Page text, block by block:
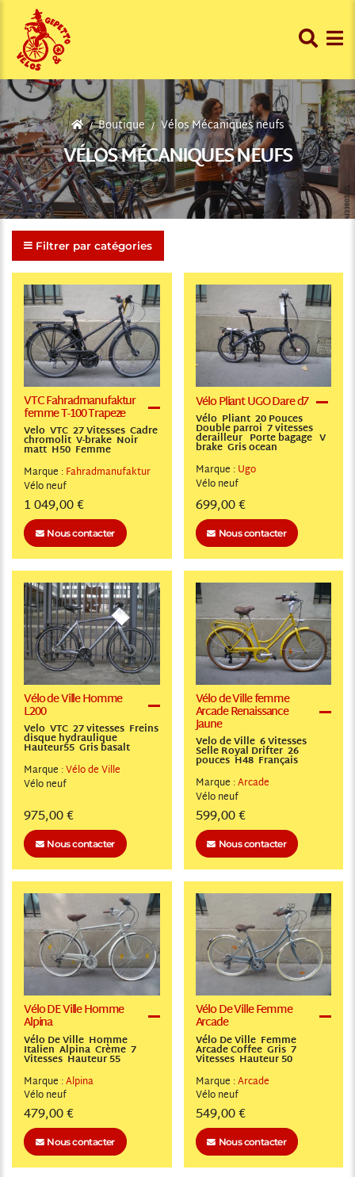
Boutique Vélos Mécaniques neufs
VÉLOS MÉCANIQUES NEUFS
VTC Fahradmanufaktur
femme T-100 Trapeze
Velo VTC 27 Vitesses Cadre
chromolit V-brake Noir
matt H50 Femme
Marque :Fahradmanufaktur
Véloneuf
1 049,00 €
Nous contacter
Vélo Pliant UGO Dare d7
Vélo Pliant 20 Pouces
Double parroi 7 vitesses
derailleur Porte bagage V
brake Gris ocean
Marque :Ugo
Véloneuf
699,00 €
Nous contacter
Vélo de Ville Homme
L200
Velo VTC 27 vitesses Freins
disque hydraulique
Hauteur55 Gris basalt
Marque :Vélo de Ville
Véloneuf
975,00 €
Nous contacter
Vélo de Ville femme
Arcade Renaissance
Jaune
Velo de Ville 6 Vitesses
Selle Royal Drifter 26
pouces H48 Français
Marque :Arcade
Véloneuf
599,00 €
Nous contacter
Vélo DE Ville Homme
Alpina
Vélo De Ville Homme
Italien Alpina Crème 7
Vitesses Hauteur 55
Marque :Alpina
Véloneuf
479,00 €
Nous contacter
Vélo De Ville Femme
Arcade
Vélo De Ville Femme
Arcade Coffee Gris 7
Vitesses Hauteur 50
Marque :Arcade
Véloneuf
549,00 €
Nous contacter
Filtrer par catégories